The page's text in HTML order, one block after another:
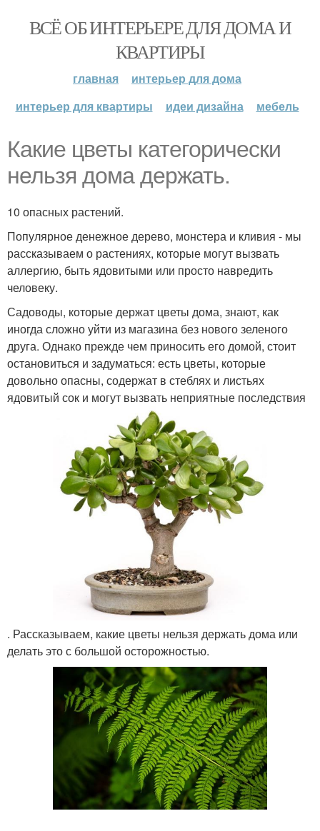
ВСЁ ОБ ИНТЕРЬЕРЕ ДЛЯ ДОМА И
КВАРТИРЫ
главная
интерьер для дома
интерьер для квартиры
идеи дизайна мебель
Какие цветы категорически
нельзя дома держать.
10 опасных растений.
Популярное денежное дерево, монстера и кливия - мы
рассказываем о растениях, которые могут вызвать
аллергию, быть ядовитыми или просто навредить
человеку.
Садоводы, которые держат цветы дома, знают, как
иногда сложно уйти из магазина без нового зеленого
друга. Однако прежде чем приносить его домой, стоит
остановиться и задуматься: есть цветы, которые
довольно опасны, содержат в стеблях и листьях
ядовитый сок и могут вызвать неприятные последствия
. Рассказываем, какие цветы нельзя держать дома или
делать это с большой осторожностью.